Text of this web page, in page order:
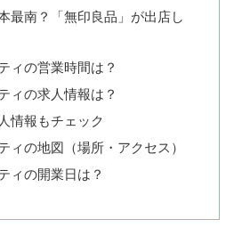
最南？「無印良品」が出店し
ィの営業時間は？
ィの求人情報は？
情報もチェック
ィの地図（場所・アクセス）
ィの開業日は？